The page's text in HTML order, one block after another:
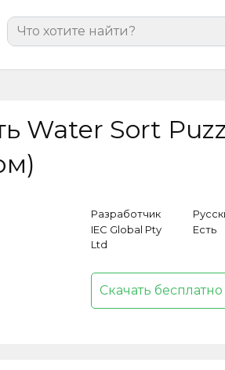
Search
for:
Water Sort
Разработчик
IEC Global Pty
Ltd
Есть
Скачать бесплатно